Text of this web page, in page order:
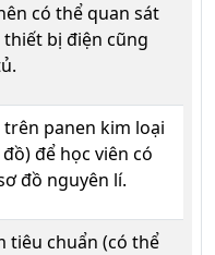
có thể quan sát
bị điện cũng
panen kim loại
để học viên có
đồ nguyên lí.
tiêu chuẩn (có thể